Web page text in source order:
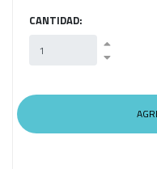
CANTIDAD: